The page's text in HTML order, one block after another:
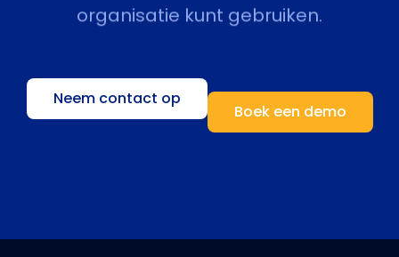
organisatie kunt gebruiken.
Neem contact op
Boek een demo